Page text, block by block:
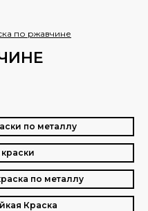
по ржавчине
по металлу
по металлу
Краска